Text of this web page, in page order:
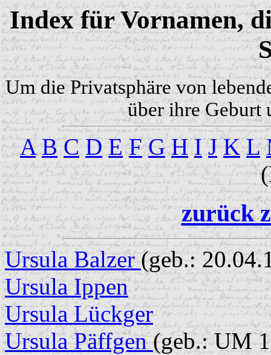
Index für Vornamen,
Um die Privatsphäre von
über ihre Geburt
A B C D E F G H I J K L
zurück
Ursula Balzer(geb.:
Ursula Ippen
Ursula Lückger
Ursula Päffgen(geb.: UM